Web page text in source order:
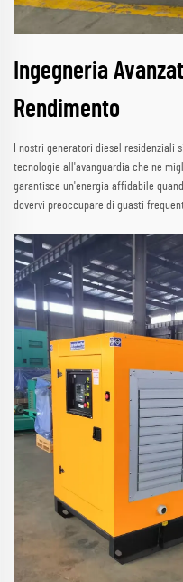
Ingegneria
Rendimento
I nostri generatori diesel residenziali
tecnologie all'avanguardia che ne
garantisce un'energia affidabile
dovervi preoccupare di guasti